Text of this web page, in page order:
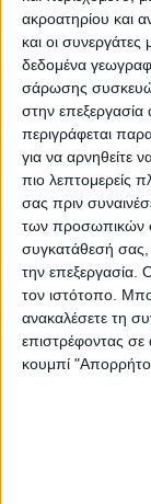
ακροατηρίου και
και οι
δεδομένα
σάρωσης
στην
περιγράφεται
για να αρνηθείτε
πιο λεπτομερείς
σας πριν
των προσωπικών
συγκατάθεσή σας,
την επεξεργασία.
τον ιστότοπο.
ανακαλέσετε τη
επιστρέφοντας σε
κουμπί
Όταν αγαπάς
ευχάριστα και
αγαπούν την
έχουν να δώσουν
Άλλωστε, αυτό
περισσότερα
Ένα πτυχίο
μόρφωση
μόνο(https://